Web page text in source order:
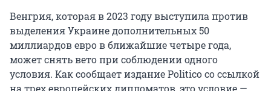
Венгрия, которая в 2023 году выступила против
выделения Украине дополнительных 50
миллиардов евро в ближайшие четыре года,
может снять вето при соблюдении одного
условия. Как сообщает издание Politico со ссылкой
на трех европейских дипломатов, это условие —